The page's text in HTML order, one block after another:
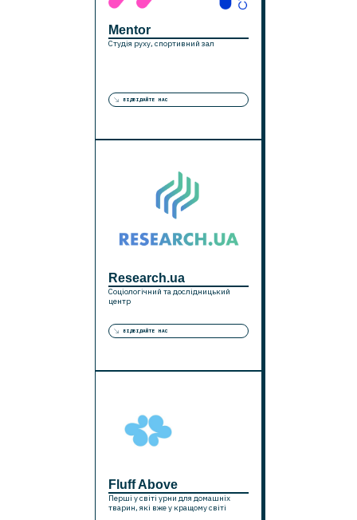
Mentor
Студія руху, спортивний зал
ВІДВІДАЙТЕ НАС
Research.ua
Соціологічний та дослідницький
центр
ВІДВІДАЙТЕ НАС
Fluff Above
Перші у світі урни для домашніх
тварин, які вже у кращому світі